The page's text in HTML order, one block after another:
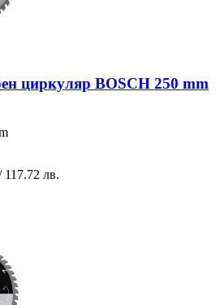
циркуляр BOSCH 250 mm
117.72 лв.